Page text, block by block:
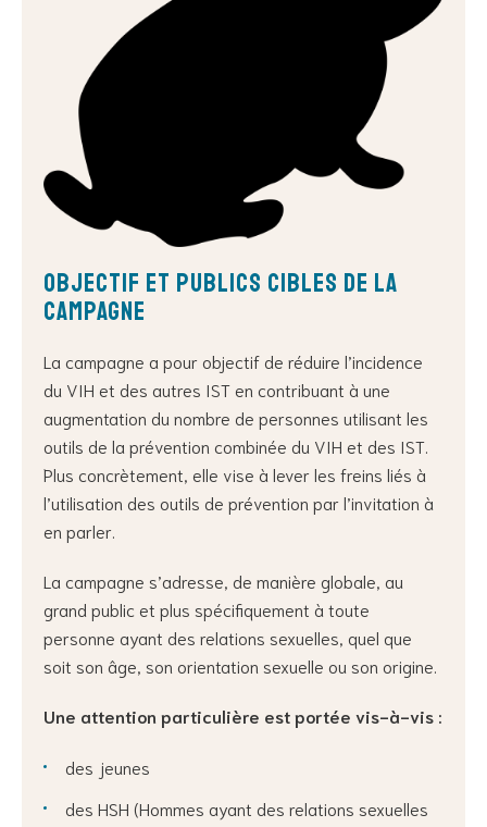
Objectif et publics cibles de la
campagne
La campagne a pour objectif de réduire l’incidence
du VIH et des autres IST en contribuant à une
augmentation du nombre de personnes utilisant les
outils de la prévention combinée du VIH et des IST.
Plus concrètement, elle vise à lever les freins liés à
l’utilisation des outils de prévention par l’invitation à
en parler.
La campagne s’adresse, de manière globale, au
grand public et plus spécifiquement à toute
personne ayant des relations sexuelles, quel que
soit son âge, son orientation sexuelle ou son origine.
Une attention particulière est portée vis-à-vis :
des jeunes
des HSH (Hommes ayant des relations sexuelles